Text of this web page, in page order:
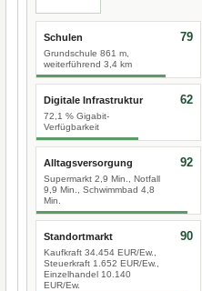
Schulen
Grundschule 861 m,
weiterführend 3,4 km
79
Digitale Infrastruktur
72,1 % Gigabit-
Verfügbarkeit
62
Alltagsversorgung
Supermarkt 2,9 Min., Notfall
9,9 Min., Schwimmbad 4,8
Min.
92
Standortmarkt
Kaufkraft 34.454 EUR/Ew.,
Steuerkraft 1.652 EUR/Ew.,
Einzelhandel 10.140
EUR/Ew.
90